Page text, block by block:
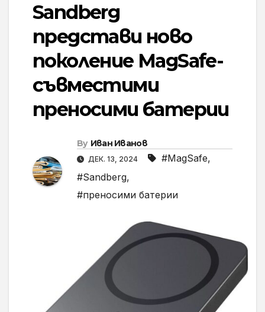
Sandberg
представи ново
поколение MagSafe-
съвместими
преносими батерии
By Иван Иванов
ДЕК. 13, 2024 #MagSafe,
#Sandberg,
#преносими батерии